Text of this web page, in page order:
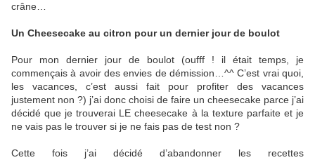
crâne…
Un Cheesecake au citron pour un dernier jour de boulot
Pour mon dernier jour de boulot (oufff ! il était temps, je
commençais à avoir des envies de démission…^^ C’est vrai quoi,
les vacances, c’est aussi fait pour profiter des vacances
justement non ?) j’ai donc choisi de faire un cheesecake parce j’ai
décidé que je trouverai LE cheesecake à la texture parfaite et je
ne vais pas le trouver si je ne fais pas de test non ?
Cette fois j’ai décidé d’abandonner les recettes